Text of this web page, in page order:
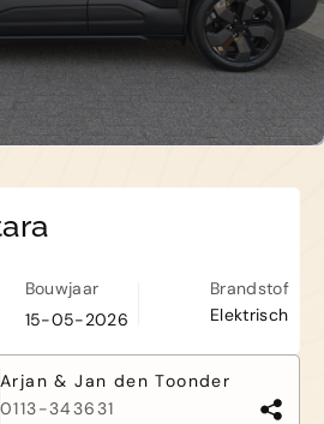
Biezelingsestraat 50 4421 BT
Bouwjaar
15-05-2026
Brandstof
Elektrisch
Arjan & Jan den Toonder
0113-343631